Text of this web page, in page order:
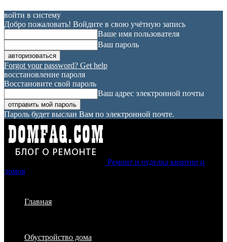
войти в систему
Добро пожаловать! Войдите в свою учётную запись
Ваше имя пользователя
Ваш пароль
Forgot your password? Get help
восстановление пароля
Восстановите свой пароль
Ваш адрес электронной почты
Пароль будет выслан Вам по электронной почте.
Ремонт и отделка квартир и
домов
Главная
Обустройство дома